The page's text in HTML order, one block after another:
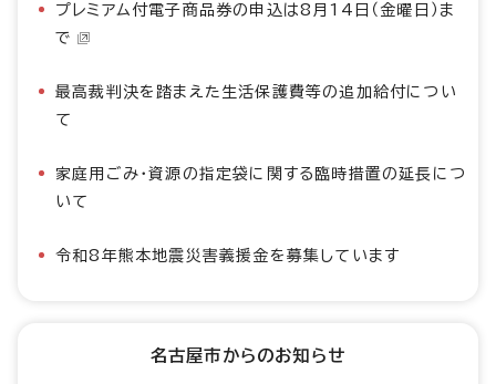
プレミアム付電子商品券の申込は8月14日（金曜日）ま
で
最高裁判決を踏まえた生活保護費等の追加給付につい
て
家庭用ごみ・資源の指定袋に関する臨時措置の延長につ
いて
令和8年熊本地震災害義援金を募集しています
名古屋市からのお知らせ